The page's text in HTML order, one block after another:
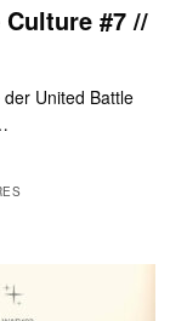
#7 //
United Battle